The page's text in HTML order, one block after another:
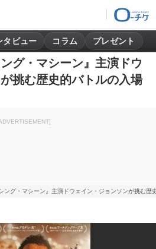
タビュー コラム プレゼント
グ・マシーン』主演ドウ
挑む歴史的バトルの入場
ング・マシーン』主演ドウェイン・ジョンソンが挑む歴